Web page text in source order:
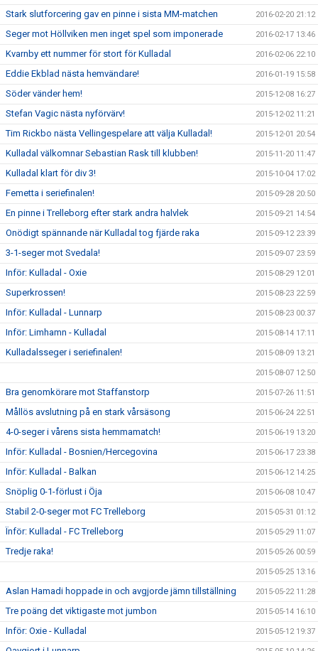
Stark slutforcering gav en pinne i sista MM-matchen 2016-02-20 21:12
Seger mot Höllviken men inget spel som imponerade 2016-02-17 13:46
Kvarnby ett nummer för stort för Kulladal 2016-02-06 22:10
Eddie Ekblad nästa hemvändare! 2016-01-19 15:58
Söder vänder hem! 2015-12-08 16:27
Stefan Vagic nästa nyförvärv! 2015-12-02 11:21
Tim Rickbo nästa Vellingespelare att välja Kulladal! 2015-12-01 20:54
Kulladal välkomnar Sebastian Rask till klubben! 2015-11-20 11:47
Kulladal klart för div 3! 2015-10-04 17:02
Femetta i seriefinalen! 2015-09-28 20:50
En pinne i Trelleborg efter stark andra halvlek 2015-09-21 14:54
Onödigt spännande när Kulladal tog fjärde raka 2015-09-12 23:39
3-1-seger mot Svedala! 2015-09-07 23:59
Inför: Kulladal - Oxie 2015-08-29 12:01
Superkrossen! 2015-08-23 22:59
Inför: Kulladal - Lunnarp 2015-08-23 00:37
Inför: Limhamn - Kulladal 2015-08-14 17:11
Kulladalsseger i seriefinalen! 2015-08-09 13:21
2015-08-07 12:50
Bra genomkörare mot Staffanstorp 2015-07-26 11:51
Mållös avslutning på en stark vårsäsong 2015-06-24 22:51
4-0-seger i vårens sista hemmamatch! 2015-06-19 13:20
Inför: Kulladal - Bosnien/Hercegovina 2015-06-17 23:38
Inför: Kulladal - Balkan 2015-06-12 14:25
Snöplig 0-1-förlust i Öja 2015-06-08 10:47
Stabil 2-0-seger mot FC Trelleborg 2015-05-31 01:12
Ïnför: Kulladal - FC Trelleborg 2015-05-29 11:07
Tredje raka! 2015-05-26 00:59
2015-05-25 13:16
Aslan Hamadi hoppade in och avgjorde jämn tillställning 2015-05-22 11:28
Tre poäng det viktigaste mot jumbon 2015-05-14 16:10
Inför: Oxie - Kulladal 2015-05-12 19:37